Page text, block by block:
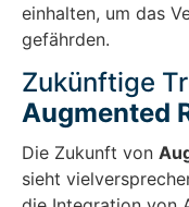
einhalten, um das
gefährden.
Zukünftige
Augmented
Die Zukunft von
sieht